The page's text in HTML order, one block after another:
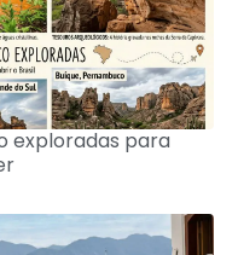
exploradas para